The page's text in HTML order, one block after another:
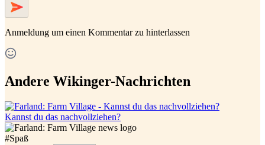
Anmeldung um einen Kommentar zu hinterlassen
Andere Wikinger-Nachrichten
Kannst du das nachvollziehen?
#Spaß